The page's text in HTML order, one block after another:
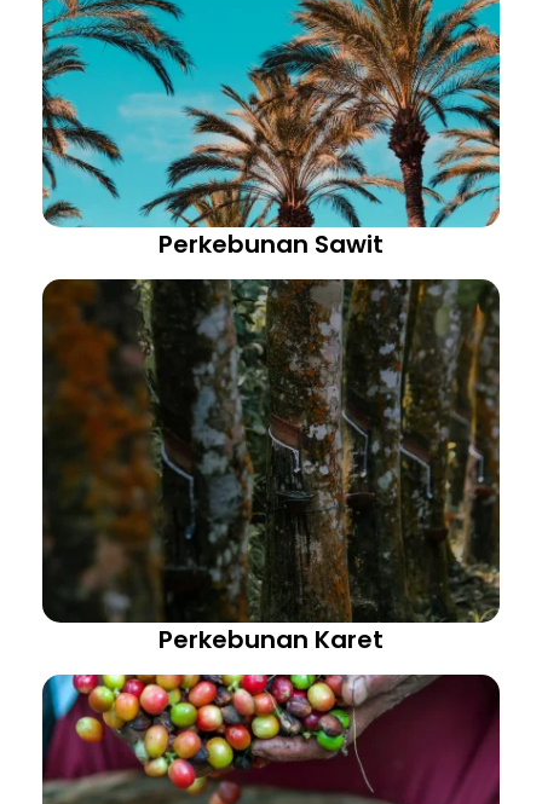
Perkebunan Sawit
Perkebunan Karet